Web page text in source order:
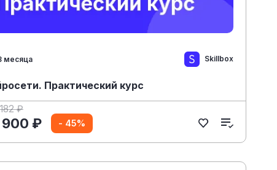
месяца Skillbox
Практический курс
₽
900 ₽ - 45%